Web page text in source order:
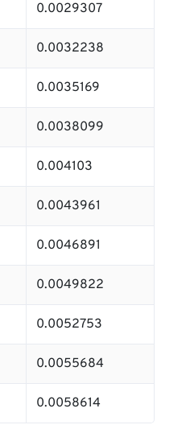
0.0029307
0.0032238
0.0035169
0.0038099
0.004103
0.0043961
0.0046891
0.0049822
0.0052753
0.0055684
0.0058614